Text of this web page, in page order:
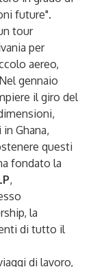
future".
tour
per
aereo,
gennaio
il giro del
Ghana,
questi
fondato la
,
la
di tutto il
di lavoro,